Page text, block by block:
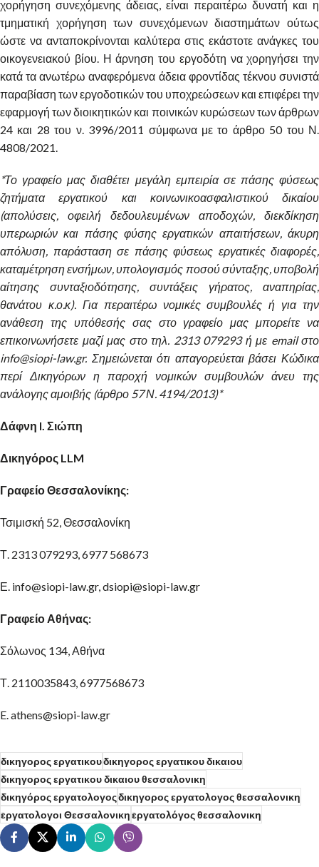
χορήγηση συνεχόμενης άδειας, είναι περαιτέρω δυνατή και η
τμηματική χορήγηση των συνεχόμενων διαστημάτων ούτως
ώστε να ανταποκρίνονται καλύτερα στις εκάστοτε ανάγκες του
οικογενειακού βίου. Η άρνηση του εργοδότη να χορηγήσει την
κατά τα ανωτέρω αναφερόμενα άδεια φροντίδας τέκνου συνιστά
παραβίαση των εργοδοτικών του υποχρεώσεων και επιφέρει την
εφαρμογή των διοικητικών και ποινικών κυρώσεων των άρθρων
24 και 28 του ν. 3996/2011 σύμφωνα με το άρθρο 50 του Ν.
4808/2021.
*Το γραφείο μας διαθέτει μεγάλη εμπειρία σε πάσης φύσεως
ζητήματα εργατικού και κοινωνικοασφαλιστικού δικαίου
(απολύσεις, οφειλή δεδουλευμένων αποδοχών, διεκδίκηση
υπερωριών και πάσης φύσης εργατικών απαιτήσεων, άκυρη
απόλυση, παράσταση σε πάσης φύσεως εργατικές διαφορές,
καταμέτρηση ενσήμων, υπολογισμός ποσού σύνταξης, υποβολή
αίτησης συνταξιοδότησης, συντάξεις γήρατος, αναπηρίας,
θανάτου κ.ο.κ). Για περαιτέρω νομικές συμβουλές ή για την
ανάθεση της υπόθεσής σας στο γραφείο μας μπορείτε να
επικοινωνήσετε μαζί μας στο τηλ. 2313 079293 ή με email στο
info@siopi-law.gr. Σημειώνεται ότι απαγορεύεται βάσει Κώδικα
περί Δικηγόρων η παροχή νομικών συμβουλών άνευ της
ανάλογης αμοιβής (άρθρο 57 Ν. 4194/2013)*
Δάφνη I. Σιώπη
Δικηγόρος LLM
Γραφείο Θεσσαλονίκης:
Τσιμισκή 52, Θεσσαλονίκη
Τ. 2313 079293, 6977 568673
Ε. info@siopi-law.gr, dsiopi@siopi-law.gr
Γραφείο Αθήνας:
Σόλωνος 134, Αθήνα
Τ. 2110035843, 6977568673
E. athens@siopi-law.gr
δικηγορος εργατικουδικηγορος εργατικου δικαιου
δικηγορος εργατικου δικαιου θεσσαλονικη
δικηγόρος εργατολογοςδικηγορος εργατολογος θεσσαλονικη
εργατολογοι Θεσσαλονικηεργατολόγος θεσσαλονικη